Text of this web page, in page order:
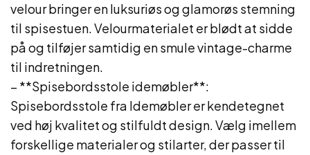
velour bringer en luksuriøs og glamorøs stemning
til spisestuen. Velourmaterialet er blødt at sidde
på og tilføjer samtidig en smule vintage-charme
til indretningen.
– **Spisebordsstole idemøbler**:
Spisebordsstole fra Idemøbler er kendetegnet
ved høj kvalitet og stilfuldt design. Vælg imellem
forskellige materialer og stilarter, der passer til